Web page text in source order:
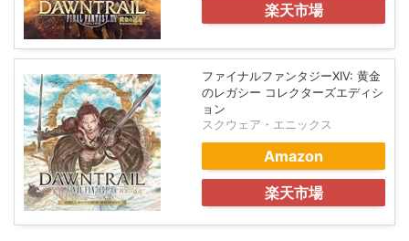
楽天市場
ファイナルファンタジーXIV: 黄金
のレガシー コレクターズエディシ
ョン
スクウェア・エニックス
Amazon
楽天市場